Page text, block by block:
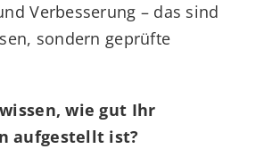
Verbesserung – das sind
sondern geprüfte
wie gut Ihr
aufgestellt ist?